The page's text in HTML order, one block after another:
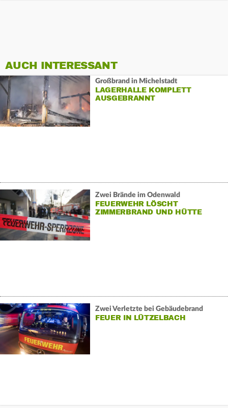
AUCH INTERESSANT
Großbrand in Michelstadt
LAGERHALLE KOMPLETT
AUSGEBRANNT
Zwei Brände im Odenwald
FEUERWEHR LÖSCHT
ZIMMERBRAND UND HÜTTE
Zwei Verletzte bei Gebäudebrand
FEUER IN LÜTZELBACH